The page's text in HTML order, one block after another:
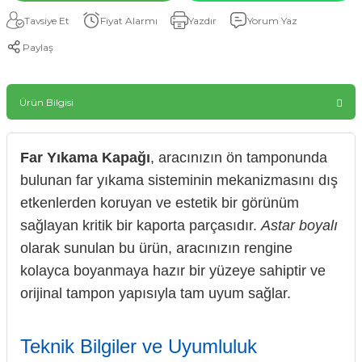
Tavsiye Et Fiyat Alarmı Yazdır Yorum Yaz
Paylaş
Ürün Bilgisi
Far Yıkama Kapağı, aracınızın ön tamponunda
bulunan far yıkama sisteminin mekanizmasını dış
etkenlerden koruyan ve estetik bir görünüm
sağlayan kritik bir kaporta parçasıdır.Astar boyalı
olarak sunulan bu ürün, aracınızın rengine
kolayca boyanmaya hazır bir yüzeye sahiptir ve
orijinal tampon yapısıyla tam uyum sağlar.
Teknik Bilgiler ve Uyumluluk